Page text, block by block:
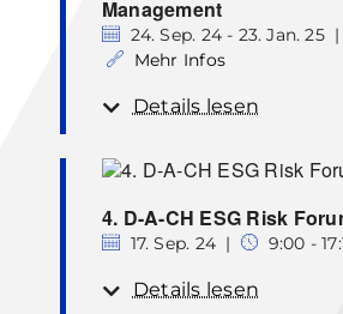
Management
24. Sep. 24 - 23. Jan. 25 |
Mehr Infos
Details lesen
4. D-A-CH ESG Risk
17. Sep. 24 | 9:00 -
Details lesen